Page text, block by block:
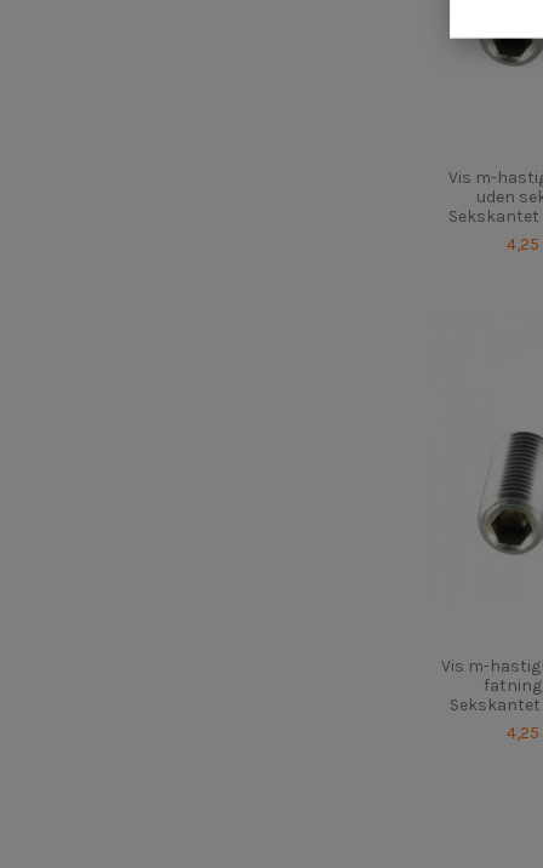
Vis m-
uden
Sekskantet
4,25
Vis m-
Sekskantet
4,25